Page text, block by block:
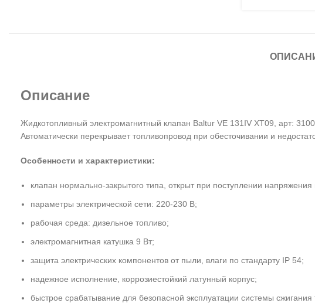
Описание
Жидкотопливный электромагнитный клапан Baltur VE 131IV XT09, арт:
Автоматически перекрывает топливопровод при обесточивании и
Особенности и характеристики:
клапан нормально-закрытого типа, открыт при поступлении напряжения
параметры электрической сети: 220-230 В;
рабочая среда: дизельное топливо;
электромагнитная катушка 9 Вт;
защита электрических компонентов от пыли, влаги по стандарту IP 54;
надежное исполнение, коррозиестойкий латунный корпус;
быстрое срабатывание для безопасной эксплуатации системы сжигания